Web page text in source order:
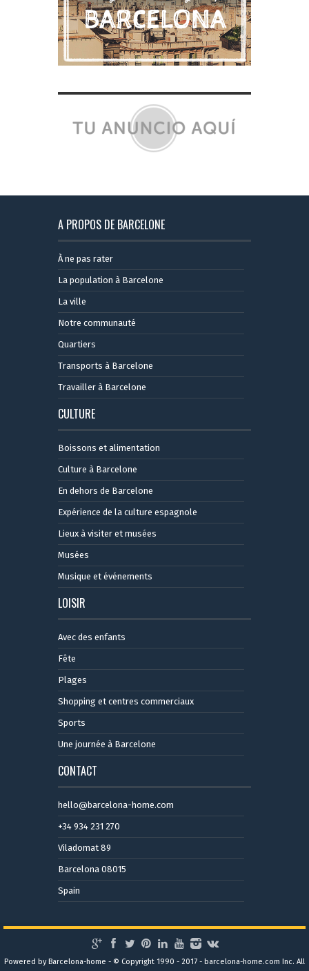
A PROPOS DE BARCELONE
À ne pas rater
La population à Barcelone
La ville
Notre communauté
Quartiers
Transports à Barcelone
Travailler à Barcelone
CULTURE
Boissons et alimentation
Culture à Barcelone
En dehors de Barcelone
Expérience de la culture espagnole
Lieux à visiter et musées
Musées
Musique et événements
LOISIR
Avec des enfants
Fête
Plages
Shopping et centres commerciaux
Sports
Une journée à Barcelone
CONTACT
hello@barcelona-home.com
+34 934 231 270
Viladomat 89
Barcelona 08015
Spain
Powered by Barcelona-home - © Copyright 1990 - 2017 - barcelona-home.com Inc. All